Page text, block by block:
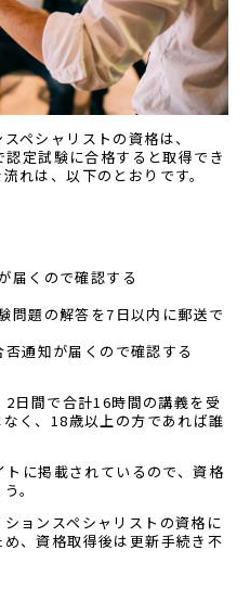
ペシャリストの資格は、
定試験に合格すると取得でき
れは、以下のとおりです。
届くので確認する
問題の解答を7日以内に郵送で
通知が届くので確認する
日間で合計16時間の講義を受
く、18歳以上の方であれば誰
に掲載されているので、資格
。
ョンスペシャリストの資格に
、資格取得後は更新手続き不